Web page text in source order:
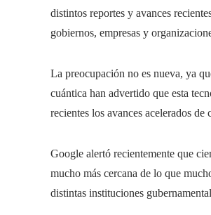
distintos reportes y avances
gobiernos, empresas y
La preocupación no es nueva, ya
cuántica han advertido que esta
recientes los avances acelerados
Google alertó recientemente que
mucho más cercana de lo que
distintas instituciones